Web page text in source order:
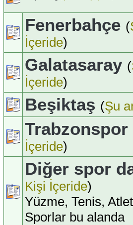
Fenerbahçe (
İçeride)
Galatasaray (
İçeride)
Beşiktaş (Şu
Trabzonspor
İçeride)
Diğer spor
Kişi İçeride)
Yüzme, Tenis,
Sporlar bu alanda